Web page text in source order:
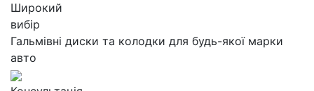
Широкий
вибір
Гальмівні диски та колодки для будь-якої марки
авто